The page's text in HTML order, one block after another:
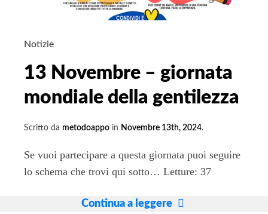
Notizie
13 Novembre – giornata
mondiale della gentilezza
Scritto da metodoappo in Novembre 13th, 2024.
Se vuoi partecipare a questa giornata puoi seguire
lo schema che trovi qui sotto… Letture: 37
Continua a leggere